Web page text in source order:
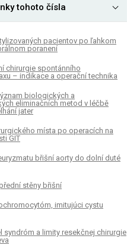
tohoto čísla
pacientov po ľahkom
poranení
chirurgie spontánního
– indikace a operační technika
biologických a
eliminačních metod v léčbě
jater
místa po operacích na
GIT
břišní aorty do dolní duté
stěny břišní
imitujúci cystu
syndróm a limity resekčnej chirurgie